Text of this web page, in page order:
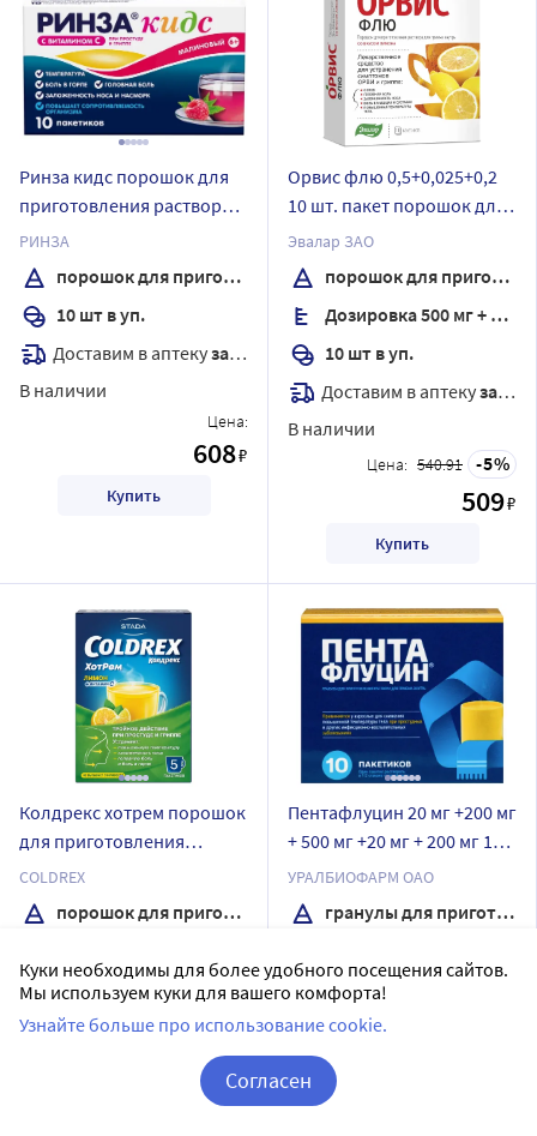
Ринза кидс порошок для
приготовления раствора
пакет-саше 3 гр 10 шт. вкус
малина
РИНЗА
порошок для приготовления раствора
10 шт в уп.
Доставим в аптекузавтра
В наличии
Цена:
608₽
Купить
Орвис флю 0,5+0,025+0,2
10 шт. пакет порошок для
приготовления раствора
для приема внутрь 4,95 гр
вкус лимон
Эвалар ЗАО
порошок для приготовления раствора
Дозировка 500 мг + 25 мг + 200 мг
10 шт в уп.
Доставим в аптекузавтра
В наличии
Цена: 540.91 5
509₽
Купить
Колдрекс хотрем порошок
для приготовления
раствора пакет 5 шт. вкус
лимон
COLDREX
порошок для приготовления раствора
Доставим в аптекузавтра
В наличии
4
378₽
Пентафлуцин 20 мг +200 мг
+ 500 мг +20 мг + 200 мг 10
шт. пакет гранулы для
приготовления раствора
для приема внутрь 5 гр
УРАЛБИОФАРМ ОАО
гранулы для приготовления раствора
10 шт в уп.
Доставим в аптеку
В наличии
Куки необходимы для более удобного посещения сайтов.
Мы используем куки для вашего комфорта!
Узнайте больше про использование cookie.
Согласен